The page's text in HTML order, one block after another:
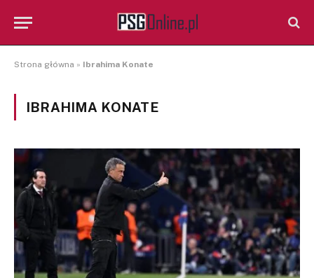
Strona główna » Ibrahima Konate
IBRAHIMA KONATE